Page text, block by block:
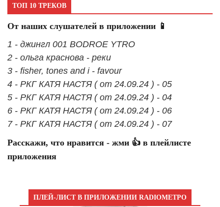
ТОП 10 ТРЕКОВ
От наших слушателей в приложении 📱
1 - джингл 001 BODROE YTRO
2 - ольга краснова - реки
3 - fisher, tones and i - favour
4 - РКГ КАТЯ НАСТЯ ( от 24.09.24 ) - 05
5 - РКГ КАТЯ НАСТЯ ( от 24.09.24 ) - 04
6 - РКГ КАТЯ НАСТЯ ( от 24.09.24 ) - 06
7 - РКГ КАТЯ НАСТЯ ( от 24.09.24 ) - 07
Расскажи, что нравится - жми 👍 в плейлисте
приложения
ПЛЕЙ-ЛИСТ В ПРИЛОЖЕНИИ RADIOМЕТРО